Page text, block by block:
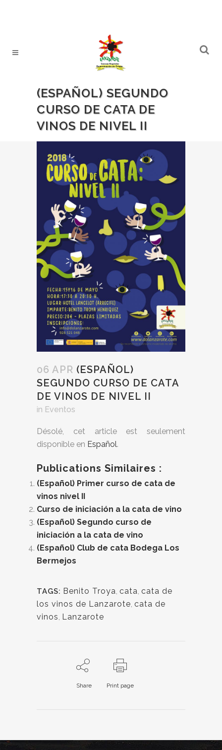
(ESPAÑOL) SEGUNDO
CURSO DE CATA DE
VINOS DE NIVEL II
06 APR (ESPAÑOL)
SEGUNDO CURSO DE CATA
DE VINOS DE NIVEL II
in Eventos
Désolé, cet article est seulement
disponible en Español.
Publications Similaires :
(Español) Primer curso de cata de
vinos nivel II
Curso de iniciación a la cata de vino
(Español) Segundo curso de
iniciación a la cata de vino
(Español) Club de cata Bodega Los
Bermejos
TAGS: Benito Troya, cata, cata de
los vinos de Lanzarote, cata de
vinos, Lanzarote
Share Print page